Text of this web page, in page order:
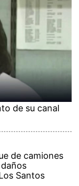
de su canal
de camiones
Santos